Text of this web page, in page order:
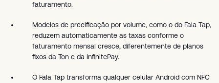
faturamento.
Modelos de precificação por volume, como o do Fala Tap,
reduzem automaticamente as taxas conforme o
faturamento mensal cresce, diferentemente de planos
fixos da Ton e da InfinitePay.
O Fala Tap transforma qualquer celular Android com NFC